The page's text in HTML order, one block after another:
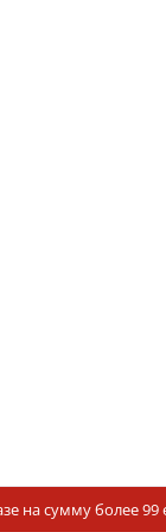
на сумму более 99